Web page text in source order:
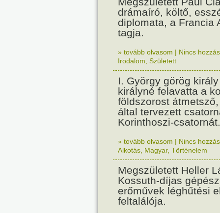
drámaíró, költő,
diplomata, a Francia
tagja.
» tovább olvasom | Nincs
Irodalom Született
I. György görög
királyné felavatta a
földszorost
által tervezett
Korinthoszi-csatornát.
» tovább olvasom | Nincs
Alkotás Magyar, Történelem
Megszületett Heller
Kossuth-díjas
erőművek léghűtési
feltalálója.